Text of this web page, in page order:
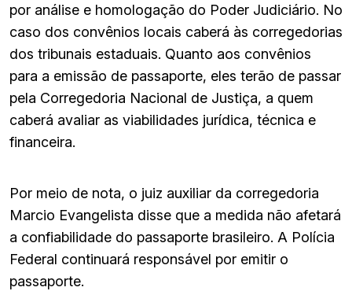
por análise e homologação do Poder Judiciário. No
caso dos convênios locais caberá às corregedorias
dos tribunais estaduais. Quanto aos convênios
para a emissão de passaporte, eles terão de passar
pela Corregedoria Nacional de Justiça, a quem
caberá avaliar as viabilidades jurídica, técnica e
financeira.
Por meio de nota, o juiz auxiliar da corregedoria
Marcio Evangelista disse que a medida não afetará
a confiabilidade do passaporte brasileiro. A Polícia
Federal continuará responsável por emitir o
passaporte.